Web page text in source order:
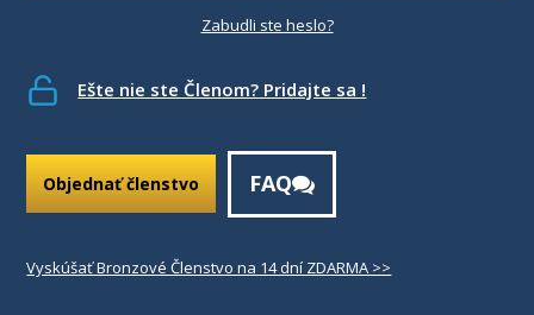
Zabudli ste heslo?
Ešte nie ste Členom? Pridajte sa !
Objednať členstvo FAQ
Vyskúšať Bronzové Členstvo na 14 dní ZDARMA >>